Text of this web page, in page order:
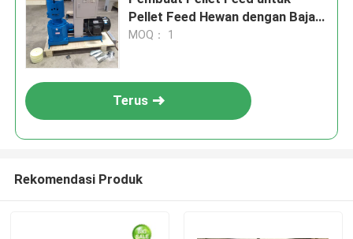
Pellet Feed Hewan dengan Baja
Karbon
MOQ： 1
Terus
Rekomendasi Produk